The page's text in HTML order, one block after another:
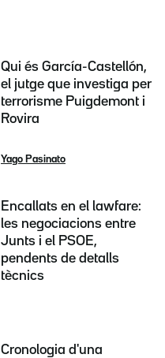
Qui és García-Castellón,
el jutge que investiga per
terrorisme Puigdemont i
Rovira
Yago Pasinato
Encallats en el lawfare:
les negociacions entre
Junts i el PSOE,
pendents de detalls
tècnics
Cronologia d'una